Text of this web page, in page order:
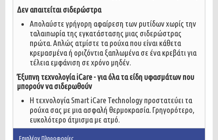
Δεν απαιτείται σιδερώστρα
Απολαύστε γρήγορη αφαίρεση των ρυτίδων χωρίς την
ταλαιπωρία της εγκατάστασης μιας σιδερώστρας
πρώτα. Απλώς ατμίστε τα ρούχα που είναι κάθετα
κρεμασμένα ή οριζόντια ξαπλωμένα σε ένα κρεβάτι για
τέλεια εμφάνιση σε χρόνο μηδέν.
Έξυπνη τεχνολογία iCare - για όλα τα είδη υφασμάτων που
μπορούν να σιδερωθούν
Η τεχνολογία Smart iCare Technology προστατεύει τα
ρούχα σας με μια ασφαλή θερμοκρασία. Γρηγορότερο,
ευκολότερο άτμισμα με ατμό.
Επιπλέον Πληροφορίες